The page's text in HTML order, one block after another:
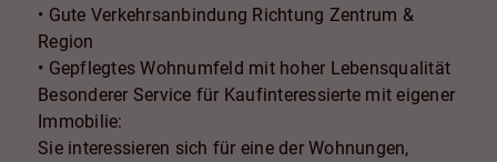
• Gute Verkehrsanbindung Richtung Zentrum &
Region
• Gepflegtes Wohnumfeld mit hoher Lebensqualität
Besonderer Service für Kaufinteressierte mit eigener
Immobilie:
Sie interessieren sich für eine der Wohnungen,